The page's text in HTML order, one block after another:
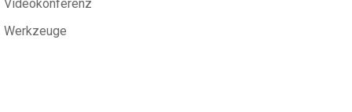
Videokonferenz
Werkzeuge